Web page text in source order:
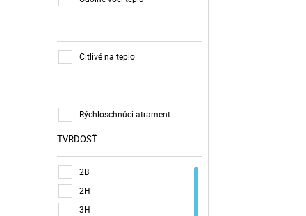
Citlivé na teplo
Rýchloschnúci atrament
TVRDOSŤ
2B
2H
3H